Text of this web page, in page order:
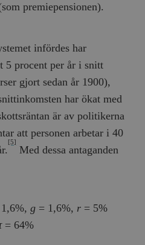
premiepensionen).
infördes har
5 procent per år i snitt
gjort sedan år 1900),
har ökat med
är av politikerna
att personen arbetar i 40
[5]
Med dessa antaganden
g= 1,6%, r= 5%
= 64%